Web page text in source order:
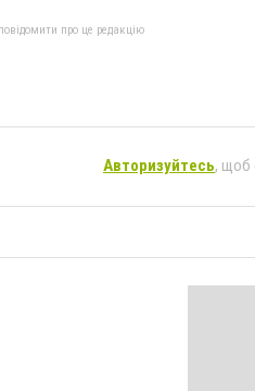
про це редакцію
Авторизуйтесь, щоб